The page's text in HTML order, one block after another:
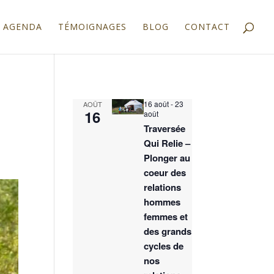
AGENDA TÉMOIGNAGES BLOG CONTACT
AOÛT
16
16 août-23
août
Traversée
Qui Relie –
Plonger au
coeur des
relations
hommes
femmes et
des grands
cycles de
nos